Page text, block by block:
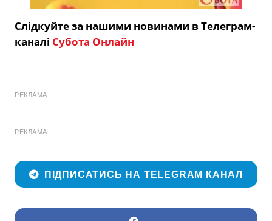
Слідкуйте за нашими новинами в Телеграм-
каналі Субота Онлайн
РЕКЛАМА
РЕКЛАМА
ПІДПИСАТИСЬ НА TELEGRAM КАНАЛ